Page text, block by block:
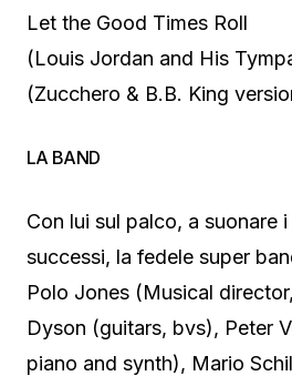
Let the Good Times Roll
(Louis Jordan and His
(Zucchero & B.B. King
LA BAND
Con lui sul palco, a suonare
successi, la fedele super
Polo Jones (Musical
Dyson (guitars, bvs), Peter
piano and synth), Mario